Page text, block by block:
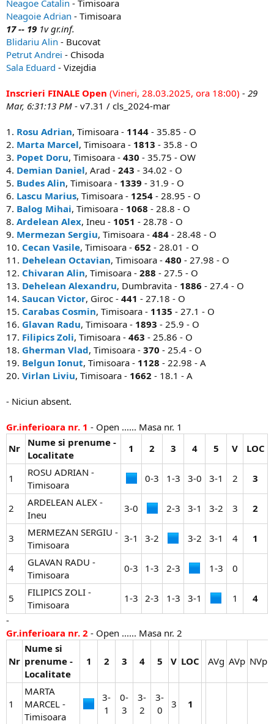
Neagoe Catalin - Timisoara
Neagoie Adrian - Timisoara
17 -- 19 1v gr.inf.
Blidariu Alin - Bucovat
Petrut Andrei - Chisoda
Sala Eduard - Vizejdia
Inscrieri FINALE Open (Vineri, 28.03.2025, ora 18:00) - 29
Mar, 6:31:13 PM - v7.31 / cls_2024-mar
1. Rosu Adrian, Timisoara - 1144 - 35.85 - O
2. Marta Marcel, Timisoara - 1813 - 35.8 - O
3. Popet Doru, Timisoara - 430 - 35.75 - OW
4. Demian Daniel, Arad - 243 - 34.02 - O
5. Budes Alin, Timisoara - 1339 - 31.9 - O
6. Lascu Marius, Timisoara - 1254 - 28.95 - O
7. Balog Mihai, Timisoara - 1068 - 28.8 - O
8. Ardelean Alex, Ineu - 1051 - 28.78 - O
9. Mermezan Sergiu, Timisoara - 484 - 28.48 - O
10. Cecan Vasile, Timisoara - 652 - 28.01 - O
11. Dehelean Octavian, Timisoara - 480 - 27.98 - O
12. Chivaran Alin, Timisoara - 288 - 27.5 - O
13. Dehelean Alexandru, Dumbravita - 1886 - 27.4 - O
14. Saucan Victor, Giroc - 441 - 27.18 - O
15. Carabas Cosmin, Timisoara - 1135 - 27.1 - O
16. Glavan Radu, Timisoara - 1893 - 25.9 - O
17. Filipics Zoli, Timisoara - 463 - 25.86 - O
18. Gherman Vlad, Timisoara - 370 - 25.4 - O
19. Belgun Ionut, Timisoara - 1128 - 22.98 - A
20. Virlan Liviu, Timisoara - 1662 - 18.1 - A
- Niciun absent.
Gr.inferioara nr. 1 - Open ...... Masa nr. 1
Nr
Nume si prenume -
Localitate
1 2 3 4 5 V LOC
1
ROSU ADRIAN -
Timisoara
0-3​ 1-3​ 3-0​ 3-1​ 2​ 3
2
ARDELEAN ALEX -
Ineu
3-0​ 2-3​ 3-1​ 3-2​ 3​ 2
3
MERMEZAN SERGIU -
Timisoara
3-1​ 3-2​ 3-2​ 3-1​ 4​ 1
4
GLAVAN RADU -
Timisoara
0-3​ 1-3​ 2-3​ 1-3​ 0​
5
FILIPICS ZOLI -
Timisoara
1-3​ 2-3​ 1-3​ 3-1​ 1​
4
-
Gr.inferioara nr. 2 - Open ...... Masa nr. 2
Nr
Nume si
prenume -
Localitate
1 2 3 4 5 V LOC AVg​ AVp​ NVp​
1
MARTA
MARCEL -
Timisoara
3-
1​
0-
3​
3-
2​
3-
0​
3​ 1